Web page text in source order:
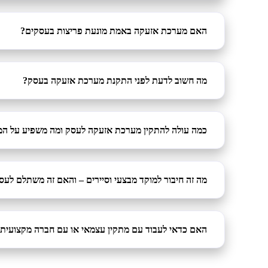
האם מערכת אזעקה באמת מונעת פריצות בעסקים?
מה חשוב לדעת לפני התקנת מערכת אזעקה בעסק?
כמה עולה להתקין מערכת אזעקה לעסק ומה משפיע על
מה זה חיבור למוקד מבצעי וסיירים – והאם זה משתלם
האם כדאי לעבוד עם מתקין עצמאי או עם חברה